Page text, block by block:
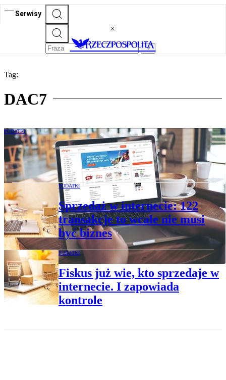
Serwisy
Tag:
DAC7
PODATKI
Handlujący w internecie dostają
wezwania. Fiskus prosi o korektę PIT
PODATKI
Sprzedaż w internecie: 122
transakcje to wcale nie musi
być biznes
PODATKI
Fiskus już wie, kto sprzedaje w
internecie. I zapowiada
kontrole